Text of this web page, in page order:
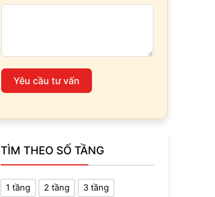
Yêu cầu tư vấn
TÌM THEO SỐ TẦNG
1 tầng 2 tầng 3 tầng